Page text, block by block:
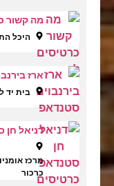
מה קשור
היכל
ארז
בית יד
דניאל חן
מרכז
כרכור